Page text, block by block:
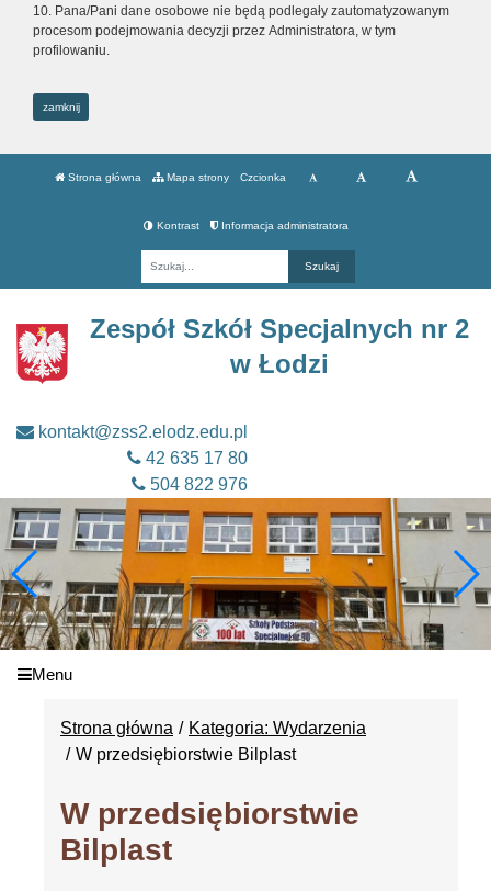
10. Pana/Pani dane osobowe nie będą podlegały zautomatyzowanym
procesom podejmowania decyzji przez Administratora, w tym
profilowaniu.
zamknij
Strona główna Mapa strony Czcionka
Kontrast Informacja administratora
Zespół Szkół Specjalnych nr 2
w Łodzi
kontakt@zss2.elodz.edu.pl
42 635 17 80
504 822 976
Menu
Strona główna
Kategoria: Wydarzenia
W przedsiębiorstwie Bilplast
W przedsiębiorstwie
Bilplast